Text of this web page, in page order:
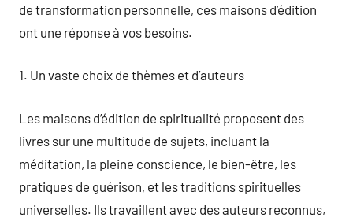
de transformation personnelle, ces maisons d’édition
ont une réponse à vos besoins.
1. Un vaste choix de thèmes et d’auteurs
Les maisons d’édition de spiritualité proposent des
livres sur une multitude de sujets, incluant la
méditation, la pleine conscience, le bien-être, les
pratiques de guérison, et les traditions spirituelles
universelles. Ils travaillent avec des auteurs reconnus,